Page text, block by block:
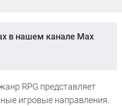
в нашем канале Max
RPG представляет
игровые направления.